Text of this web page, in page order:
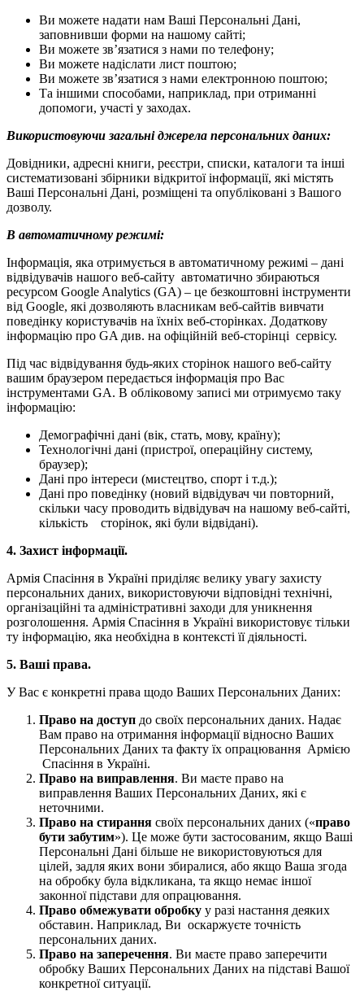
Ви можете надати нам Ваші Персональні Дані,
заповнивши форми на нашому сайті;
Ви можете зв’язатися з нами по телефону;
Ви можете надіслати лист поштою;
Ви можете зв’язатися з нами електронною поштою;
Та іншими способами, наприклад, при отриманні
допомоги, участі у заходах.
Використовуючи загальні джерела персональних даних:
Довідники, адресні книги, реєстри, списки, каталоги та інші
систематизовані збірники відкритої інформації, які містять
Ваші Персональні Дані, розміщені та опубліковані з Вашого
дозволу.
В автоматичному режимі:
Інформація, яка отримується в автоматичному режимі – дані
відвідувачів нашого веб-сайту автоматично збираються
ресурсом Google Analytics (GA) – це безкоштовні інструменти
від Google, які дозволяють власникам веб-сайтів вивчати
поведінку користувачів на їхніх веб-сторінках. Додаткову
інформацію про GA див. на офіційній веб-сторінці сервісу.
Під час відвідування будь-яких сторінок нашого веб-сайту
вашим браузером передається інформація про Вас
інструментами GA. В обліковому записі ми отримуємо таку
інформацію:
Демографічні дані (вік, стать, мову, країну);
Технологічні дані (пристрої, операційну систему,
браузер);
Дані про інтереси (мистецтво, спорт і т.д.);
Дані про поведінку (новий відвідувач чи повторний,
скільки часу проводить відвідувач на нашому веб-сайті,
кількість сторінок, які були відвідані).
4. Захист інформації.
Армія Спасіння в Україні приділяє велику увагу захисту
персональних даних, використовуючи відповідні технічні,
організаційні та адміністративні заходи для уникнення
розголошення. Армія Спасіння в Україні використовує тільки
ту інформацію, яка необхідна в контексті її діяльності.
5. Ваші права.
У Вас є конкретні права щодо Ваших Персональних Даних:
Право на доступ до своїх персональних даних. Надає
Вам право на отримання інформації відносно Ваших
Персональних Даних та факту їх опрацювання Армією
Спасіння в Україні.
Право на виправлення. Ви маєте право на
виправлення Ваших Персональних Даних, які є
неточними.
Право на стирання своїх персональних даних («право
бути забутим»). Це може бути застосованим, якщо Ваші
Персональні Дані більше не використовуються для
цілей, задля яких вони збиралися, або якщо Ваша згода
на обробку була відкликана, та якщо немає іншої
законної підстави для опрацювання.
Право обмежувати обробку у разі настання деяких
обставин. Наприклад, Ви оскаржуєте точність
персональних даних.
Право на заперечення. Ви маєте право заперечити
обробку Ваших Персональних Даних на підставі Вашої
конкретної ситуації.